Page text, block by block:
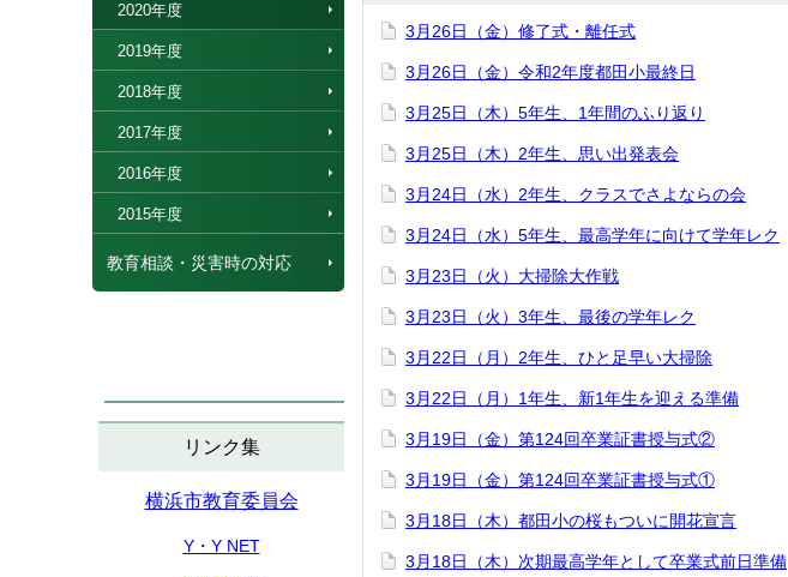
2020年度
2019年度
2018年度
2017年度
2016年度
2015年度
教育相談・災害時の対応
リンク集
横浜市教育委員会
Y・Y NET
3月26日（金）修了式・離任式
3月26日（金）令和2年度都田小最終日
3月25日（木）5年生、1年間のふり返り
3月25日（木）2年生、思い出発表会
3月24日（水）2年生、クラスでさよならの会
3月24日（水）5年生、最高学年に向けて学年レク
3月23日（火）大掃除大作戦
3月23日（火）3年生、最後の学年レク
3月22日（月）2年生、ひと足早い大掃除
3月22日（月）1年生、新1年生を迎える準備
3月19日（金）第124回卒業証書授与式②
3月19日（金）第124回卒業証書授与式①
3月18日（木）都田小の桜もついに開花宣言
3月18日（木）次期最高学年として卒業式前日準備